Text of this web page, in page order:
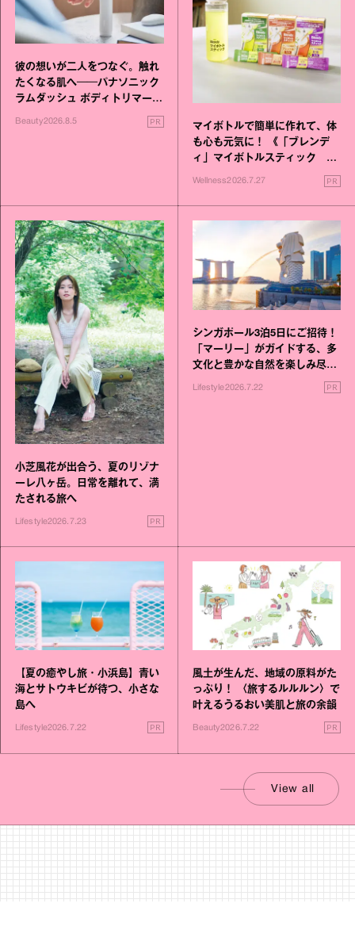
彼の想いが二人をつなぐ。触れ
たくなる肌へ──パナソニック
ラムダッシュ ボディトリマーが
Beauty2026.8.5 PR
マイボトルで簡単に作れて、体
も心も元気に！ 《「ブレンデ
ィ」マイボトルスティック い
いこと毎日》シリーズが誕生
Wellness2026.7.27 PR
小芝風花が出合う、夏のリゾナ
ーレ八ヶ岳。日常を離れて、満
たされる旅へ
Lifestyle2026.7.23 PR
シンガポール3泊5日にご招待！
「マーリー」がガイドする、多
文化と豊かな自然を楽しみ尽く
Lifestyle2026.7.22 PR
【夏の癒やし旅・小浜島】青い
海とサトウキビが待つ、小さな
島へ
Lifestyle2026.7.22 PR
風土が生んだ、地域の原料がた
っぷり！ 〈旅するルルルン〉で
叶えるうるおい美肌と旅の余韻
Beauty2026.7.22 PR
View all